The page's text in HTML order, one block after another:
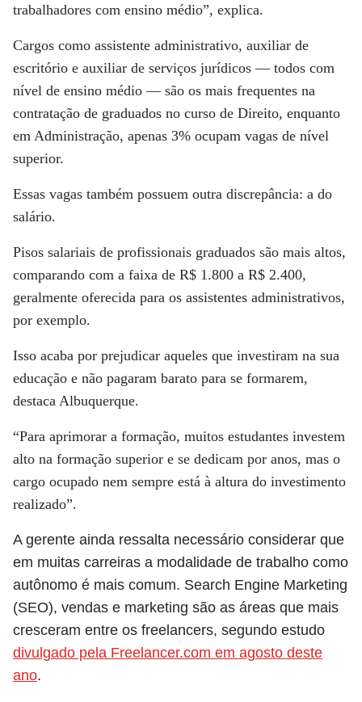
trabalhadores com ensino médio”, explica.
Cargos como assistente administrativo, auxiliar de
escritório e auxiliar de serviços jurídicos — todos com
nível de ensino médio — são os mais frequentes na
contratação de graduados no curso de Direito, enquanto
em Administração, apenas 3% ocupam vagas de nível
superior.
Essas vagas também possuem outra discrepância: a do
salário.
Pisos salariais de profissionais graduados são mais altos,
comparando com a faixa de R$ 1.800 a R$ 2.400,
geralmente oferecida para os assistentes administrativos,
por exemplo.
Isso acaba por prejudicar aqueles que investiram na sua
educação e não pagaram barato para se formarem,
destaca Albuquerque.
“Para aprimorar a formação, muitos estudantes investem
alto na formação superior e se dedicam por anos, mas o
cargo ocupado nem sempre está à altura do investimento
realizado”.
A gerente ainda ressalta necessário considerar que
em muitas carreiras a modalidade de trabalho como
autônomo é mais comum. Search Engine Marketing
(SEO), vendas e marketing são as áreas que mais
cresceram entre os freelancers, segundo estudo
divulgado pela Freelancer.com em agosto deste
ano.